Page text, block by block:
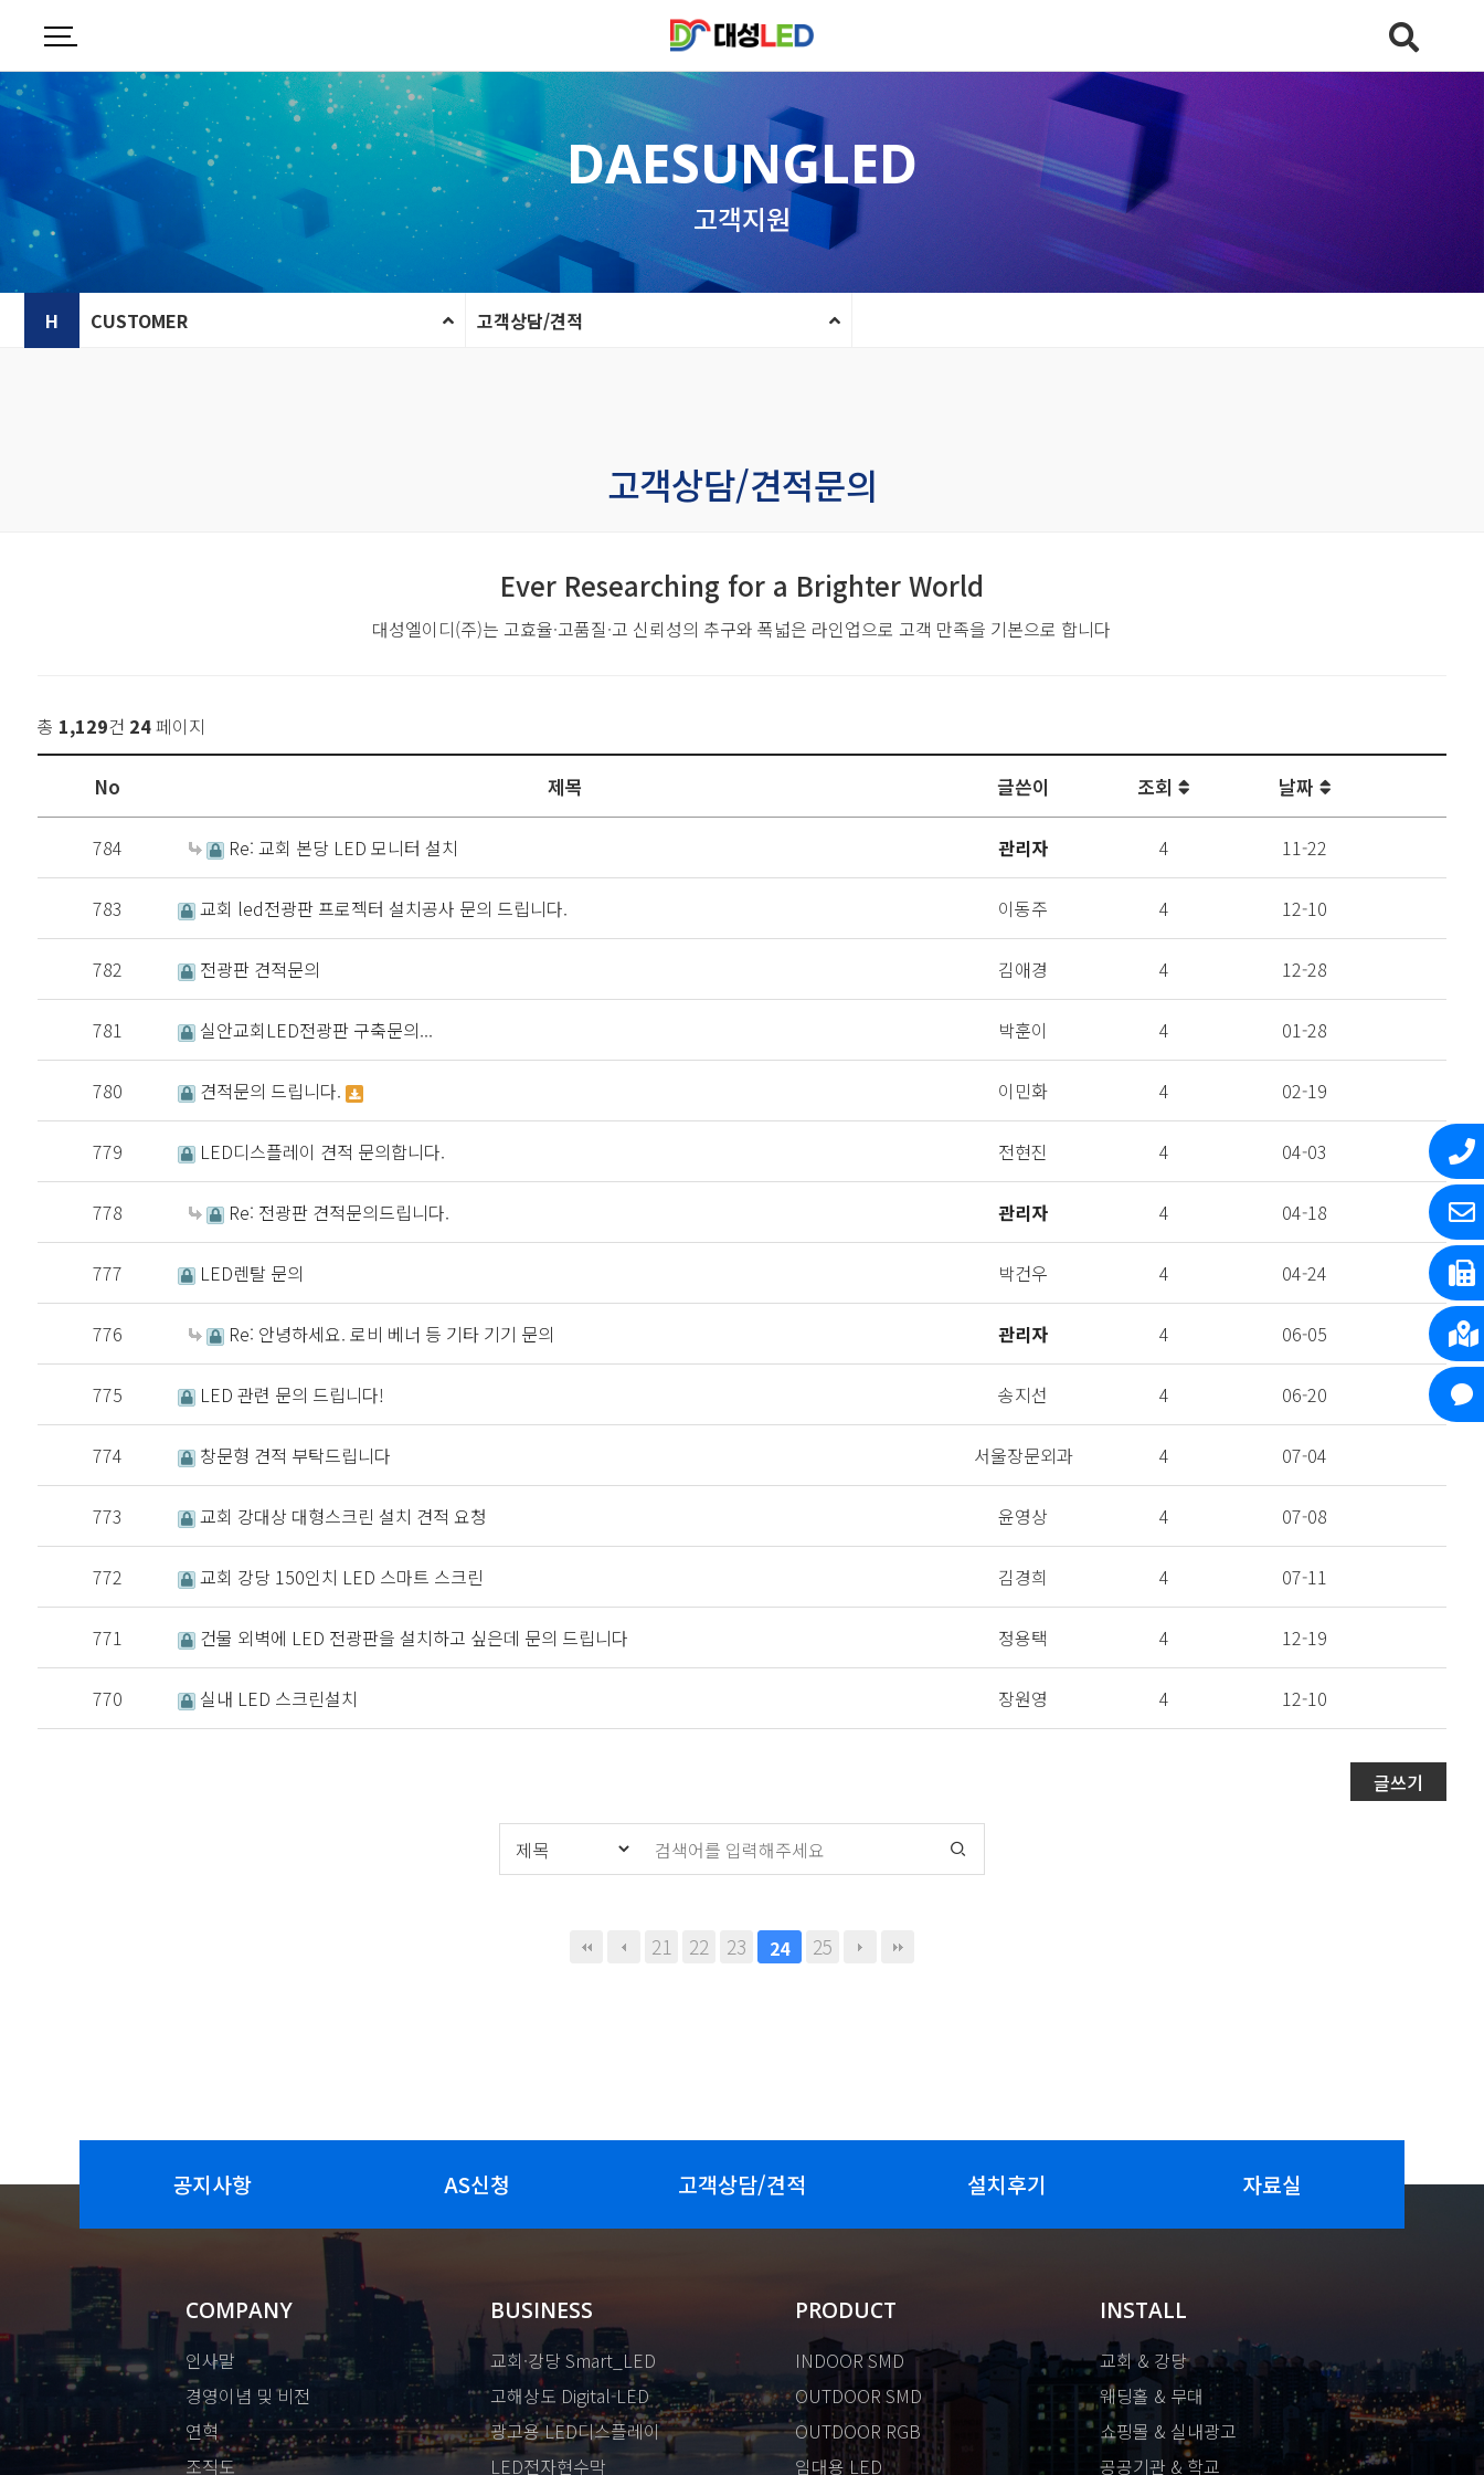
DAESUNGLED
고객지원
H CUSTOMER 고객상담/견적
고객상담/견적문의
Ever Researching for a Brighter World
대성엘이디(주)는 고효율·고품질·고 신뢰성의 추구와폭넓은 라인업으로 고객 만족을 기본으로 합니다
총 1,129건 24페이지
No 제목 글쓴이 조회 날짜
784 Re: 교회 본당 LED 모니터 설치 관리자 4 11-22
783 교회 led전광판 프로젝터 설치공사 문의 드립니다. 이동주 4 12-10
782 전광판 견적문의 김애경 4 12-28
781 실안교회LED전광판 구축문의... 박훈이 4 01-28
780 견적문의 드립니다. 이민화 4 02-19
779 LED디스플레이 견적 문의합니다. 전현진 4 04-03
778 Re: 전광판 견적문의드립니다. 관리자 4 04-18
777 LED렌탈 문의 박건우 4 04-24
776 Re: 안녕하세요. 로비 베너 등 기타 기기 문의 관리자 4 06-05
775 LED 관련 문의 드립니다! 송지선 4 06-20
774 창문형 견적 부탁드립니다 서울장문외과 4 07-04
773 교회 강대상 대형스크린 설치 견적 요청 윤영상 4 07-08
772 교회 강당 150인치 LED 스마트 스크린 김경희 4 07-11
771 건물 외벽에 LED 전광판을 설치하고 싶은데 문의 드립니다 정용택 4 12-19
770 실내 LED 스크린설치 장원영 4 12-10
글쓰기
21 22 23 24 25
공지사항 AS신청 고객상담/견적 설치후기 자료실
COMPANY
인사말
경영이념 및 비전
연혁
조직도
BUSINESS
교회·강당 Smart_LED
고해상도 Digital-LED
광고용 LED디스플레이
LED전자현수막
PRODUCT
INDOOR SMD
OUTDOOR SMD
OUTDOOR RGB
임대용 LED
INSTALL
교회 & 강당
웨딩홀 & 무대
쇼핑몰 & 실내광고
공공기관 & 학교